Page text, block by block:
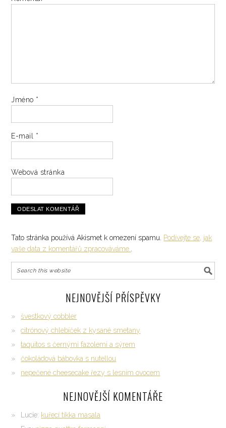
Jméno *
E-mail *
Webová stránka
Tato stránka používá Akismet k omezení spamu.
Podívejte se, jak
vaše data z komentářů zpracováváme.
NEJNOVĚJŠÍ PŘÍSPĚVKY
švestkový cobbler
citrónový chlebíček z kysané smetany
taquitos s černými fazolemi a sýrem
čokoládová bábovka s nutellou
nepečené cheesecake řezy s lesním ovocem
NEJNOVĚJŠÍ KOMENTÁŘE
Lucie: kuřecí tikka masala